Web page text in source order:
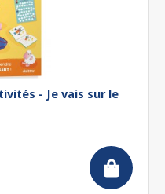
- Je vais sur le